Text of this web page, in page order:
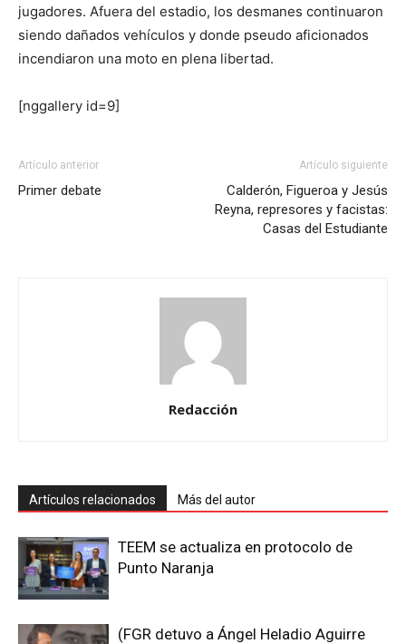
jugadores. Afuera del estadio, los desmanes continuaron
siendo dañados vehículos y donde pseudo aficionados
incendiaron una moto en plena libertad.
[nggallery id=9]
Artículo anterior
Primer debate
Artículo siguiente
Calderón, Figueroa y Jesús
Reyna, represores y facistas:
Casas del Estudiante
Redacción
Artículos relacionados Más del autor
TEEM se actualiza en protocolo de
Punto Naranja
(FGR detuvo a Ángel Heladio Aguirre